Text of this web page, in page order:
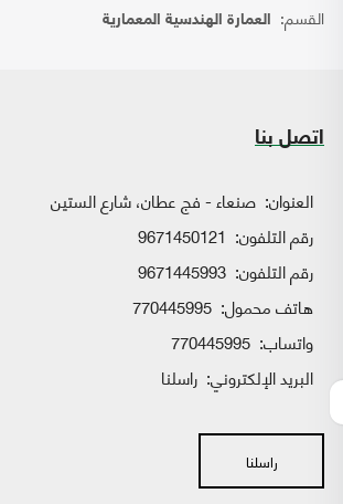
القسم: العمارة الهندسية المعمارية
اتصل بنا
العنوان: صنعاء - فج عطان، شارع الستين
رقم التلفون: 9671450121
رقم التلفون: 9671445993
هاتف محمول: 770445995
واتساب:
البريد الإلكتروني: راسلنا
راسلنا